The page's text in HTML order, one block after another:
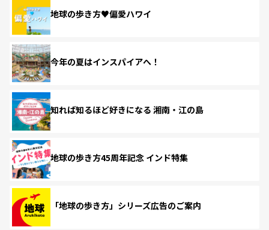
地球の歩き方♥偏愛ハワイ
今年の夏はインスパイアへ！
知れば知るほど好きになる 湘南・江の島
地球の歩き方45周年記念 インド特集
「地球の歩き方」シリーズ広告のご案内